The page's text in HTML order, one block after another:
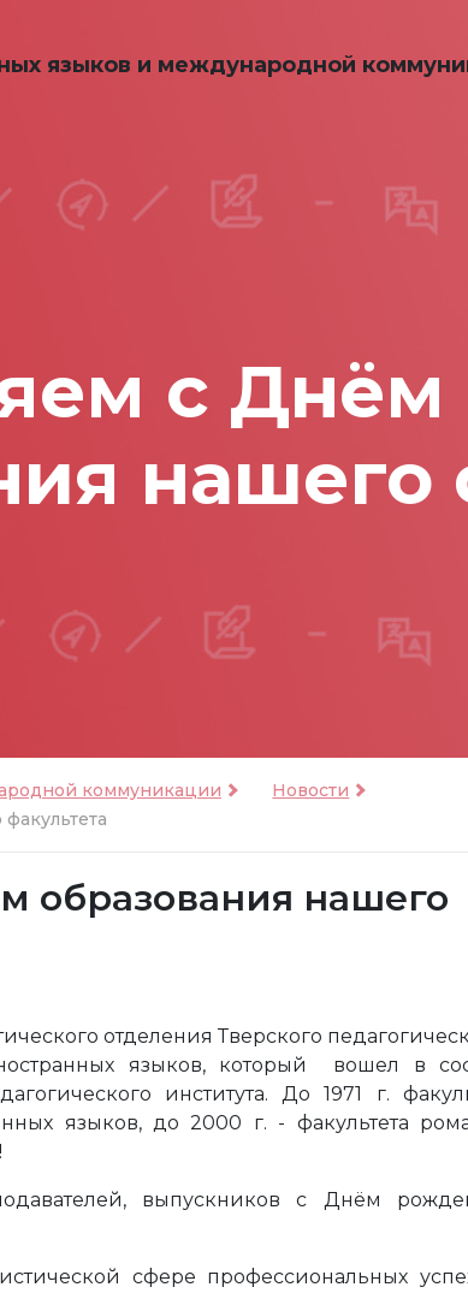
языков и международной
с Днём
нашего
коммуникации
Новости
образования нашего
отделения Тверского
языков, который вошел в
института. До 1971 г.
языков, до 2000 г. - факультета
выпускников с Днём
сфере профессиональных